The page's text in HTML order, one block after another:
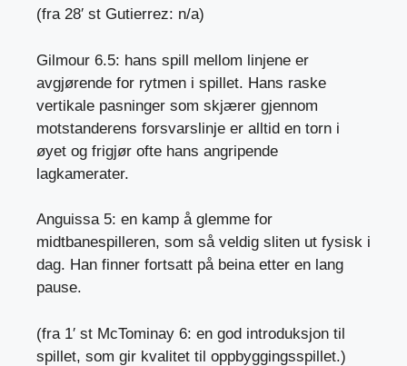
(fra 28′ st Gutierrez: n/a)
Gilmour 6.5: hans spill mellom linjene er
avgjørende for rytmen i spillet. Hans raske
vertikale pasninger som skjærer gjennom
motstanderens forsvarslinje er alltid en torn i
øyet og frigjør ofte hans angripende
lagkamerater.
Anguissa 5: en kamp å glemme for
midtbanespilleren, som så veldig sliten ut fysisk i
dag. Han finner fortsatt på beina etter en lang
pause.
(fra 1′ st McTominay 6: en god introduksjon til
spillet, som gir kvalitet til oppbyggingsspillet.)